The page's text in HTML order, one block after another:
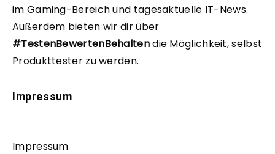
im Gaming-Bereich und tagesaktuelle IT-News.
Außerdem bieten wir dir über
#TestenBewertenBehaltendie Möglichkeit, selbst
Produkttester zu werden.
Impressum
Impressum